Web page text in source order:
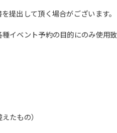
提出して頂く場合がございます。
イベント予約の目的にのみ使用
たもの）
However, if you use an
version of this website